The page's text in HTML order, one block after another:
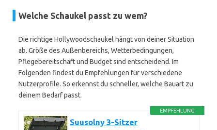
Welche Schaukel passt zu wem?
Die richtige Hollywoodschaukel hängt von deiner Situation
ab. Größe des Außenbereichs, Wetterbedingungen,
Pflegebereitschaft und Budget sind entscheidend. Im
Folgenden findest du Empfehlungen für verschiedene
Nutzerprofile. So erkennst du schneller, welche Bauart zu
deinem Bedarf passt.
EMPFEHLUNG
Suusolny 3-Sitzer